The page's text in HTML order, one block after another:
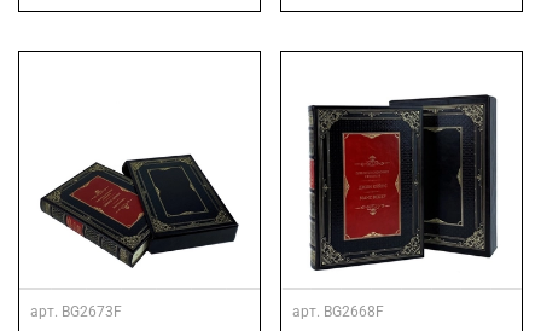
арт. BG2673F арт. BG2668F